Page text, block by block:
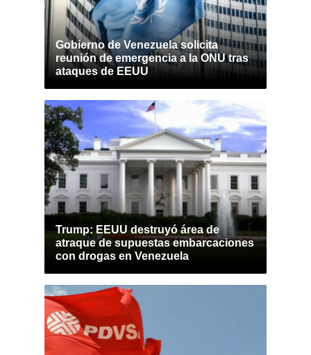
Gobierno de Venezuela solicita
reunión de emergencia a la ONU tras
ataques de EEUU
Trump: EEUU destruyó área de
atraque de supuestas embarcaciones
con drogas en Venezuela